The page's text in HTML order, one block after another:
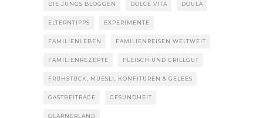
DIE JUNGS BLOGGEN DOLCE VITA DOULA
ELTERNTIPPS EXPERIMENTE
FAMILIENLEBEN FAMILIENREISEN WELTWEIT
FAMILIENREZEPTE FLEISCH UND GRILLGUT
FRÜHSTÜCK, MÜESLI, KONFITÜREN & GELEES
GASTBEITRÄGE GESUNDHEIT
GLARNERLAND